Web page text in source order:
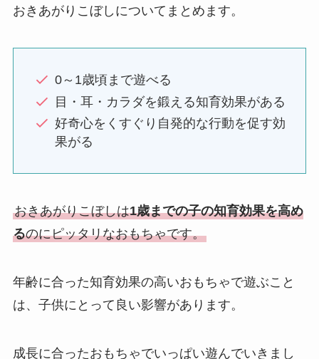
おきあがりこぼしについてまとめます。
0～1歳頃まで遊べる
目・耳・カラダを鍛える知育効果がある
好奇心をくすぐり自発的な行動を促す効
果がる
おきあがりこぼしは1歳までの子の知育効果を高め
るのにピッタリなおもちゃです。
年齢に合った知育効果の高いおもちゃで遊ぶこと
は、子供にとって良い影響があります。
成長に合ったおもちゃでいっぱい遊んでいきまし